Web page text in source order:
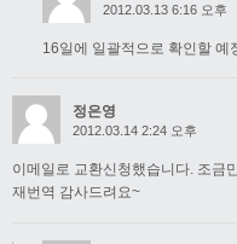
2012.03.13 6:16 오후
16일에 일괄적으로 확인할 예
정은영
2012.03.14 2:24 오후
이메일로 교환신청했습니다. 조금
재번역 감사드려요~